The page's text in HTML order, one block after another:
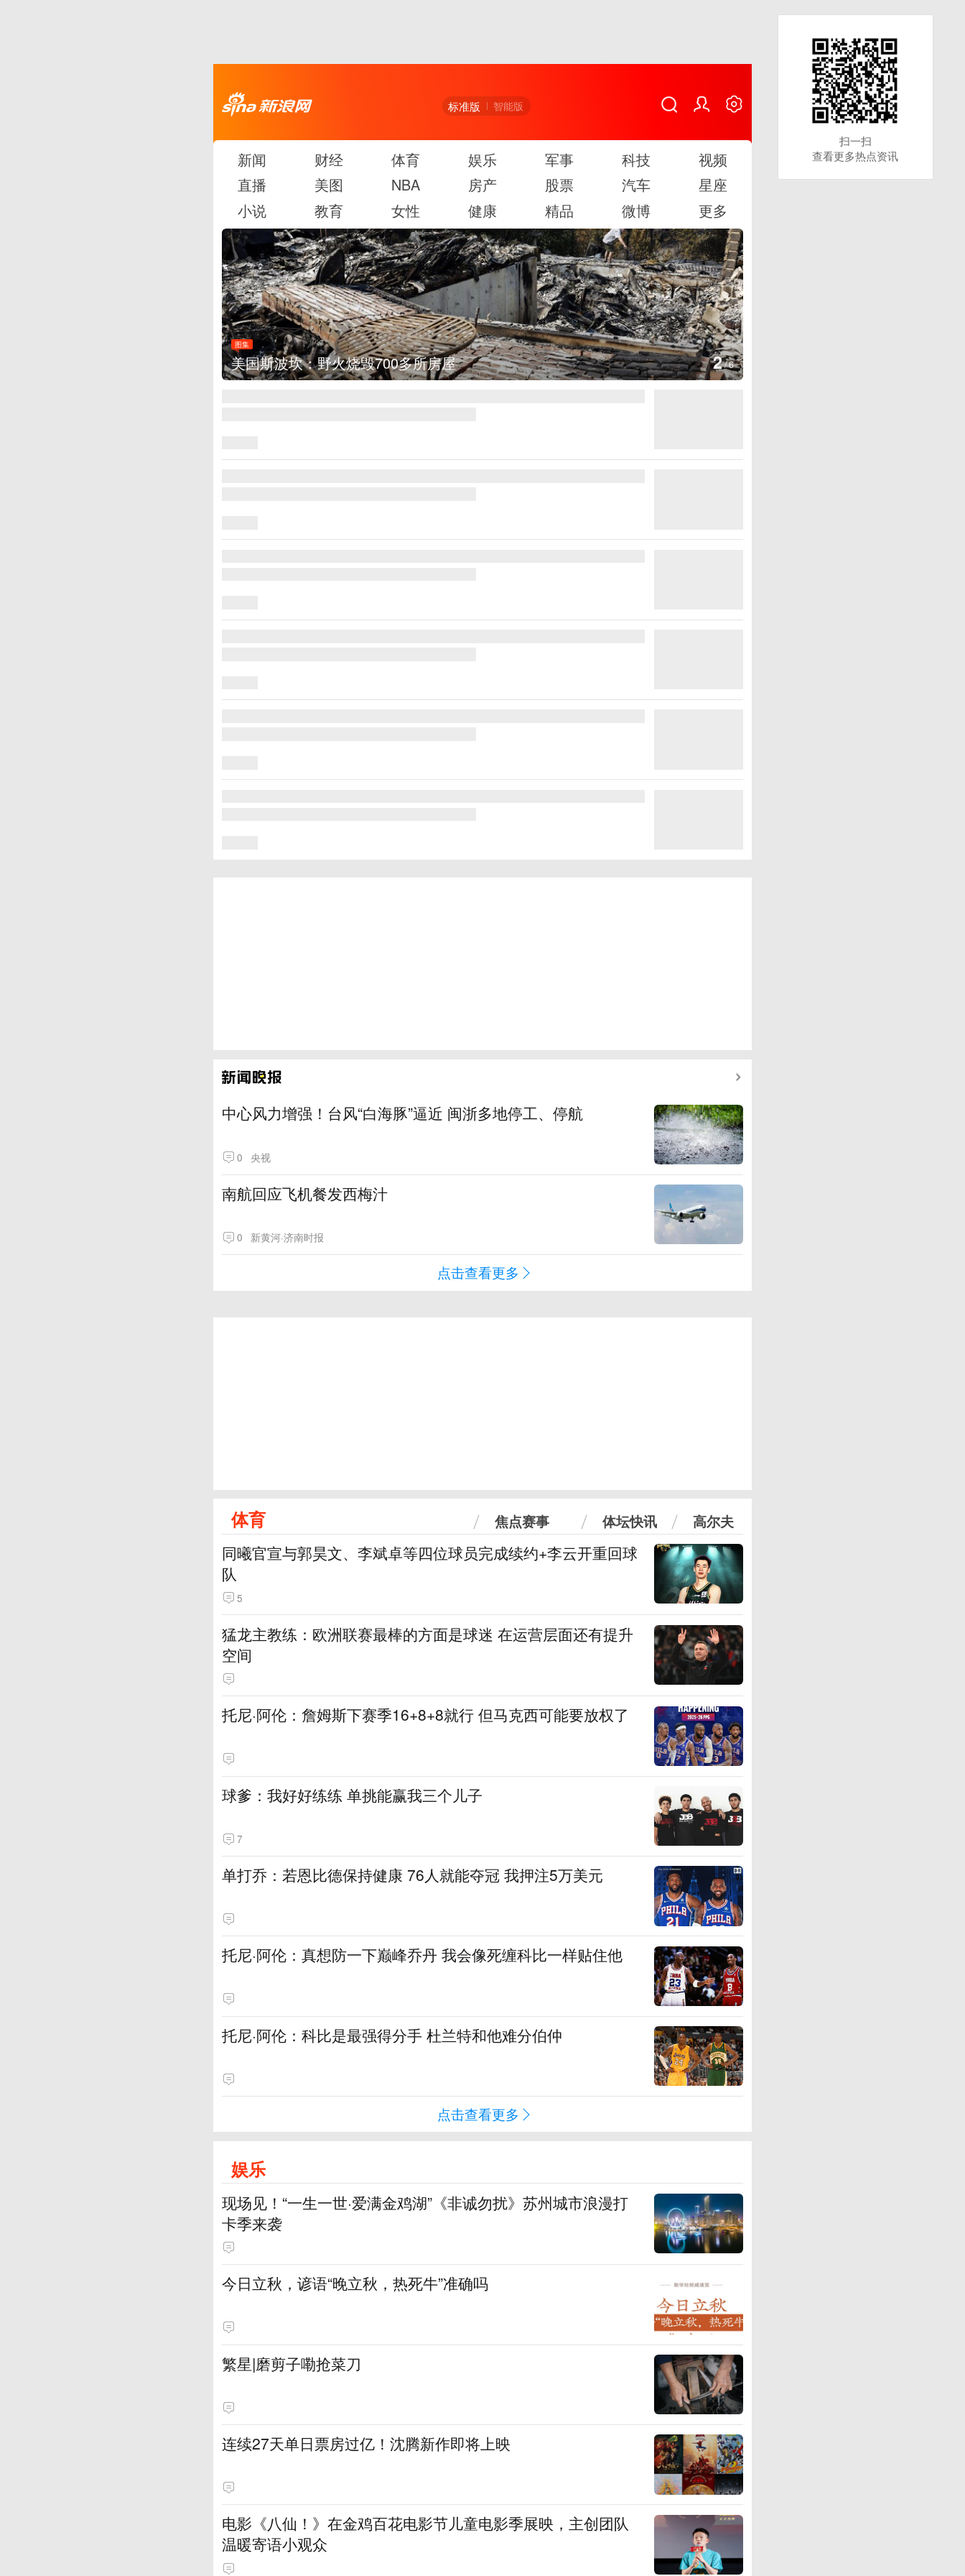
标准版 智能版
新闻 财经 体育 娱乐 军事 科技
视频
直播
美图 NBA 房产 股票 汽车
星座
小说
教育 女性 健康 精品 微博 更多
图集
美国斯波坎：野火烧毁700多所房屋 2/6
中心风力增强！台风“白海豚”逼近 闽浙多地停工、停航
0 央视
南航回应飞机餐发西梅汁
0 新黄河·济南时报
点击查看更多
体育 焦点赛事 体坛快讯 高尔夫
同曦官宣与郭昊文、李斌卓等四位球员完成续约+李云开重回球
队
5
猛龙主教练：欧洲联赛最棒的方面是球迷 在运营层面还有提升
空间
托尼·阿伦：詹姆斯下赛季16+8+8就行 但马克西可能要放权了
球爹：我好好练练 单挑能赢我三个儿子
7
单打乔：若恩比德保持健康 76人就能夺冠 我押注5万美元
托尼·阿伦：真想防一下巅峰乔丹 我会像死缠科比一样贴住他
托尼·阿伦：科比是最强得分手 杜兰特和他难分伯仲
点击查看更多
娱乐
现场见！“一生一世·爱满金鸡湖”《非诚勿扰》苏州城市浪漫打
卡季来袭
今日立秋，谚语“晚立秋，热死牛”准确吗
繁星|磨剪子嘞抢菜刀
连续27天单日票房过亿！沈腾新作即将上映
电影《八仙！》在金鸡百花电影节儿童电影季展映，主创团队
温暖寄语小观众
扫一扫
查看更多热点资讯
扫一扫
查看更多热点资讯